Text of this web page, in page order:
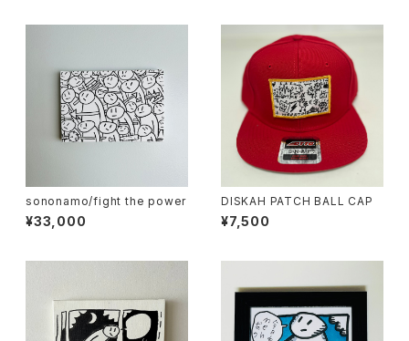
sononamo/fight the power
¥33,000
DISKAH PATCH BALL CAP
¥7,500